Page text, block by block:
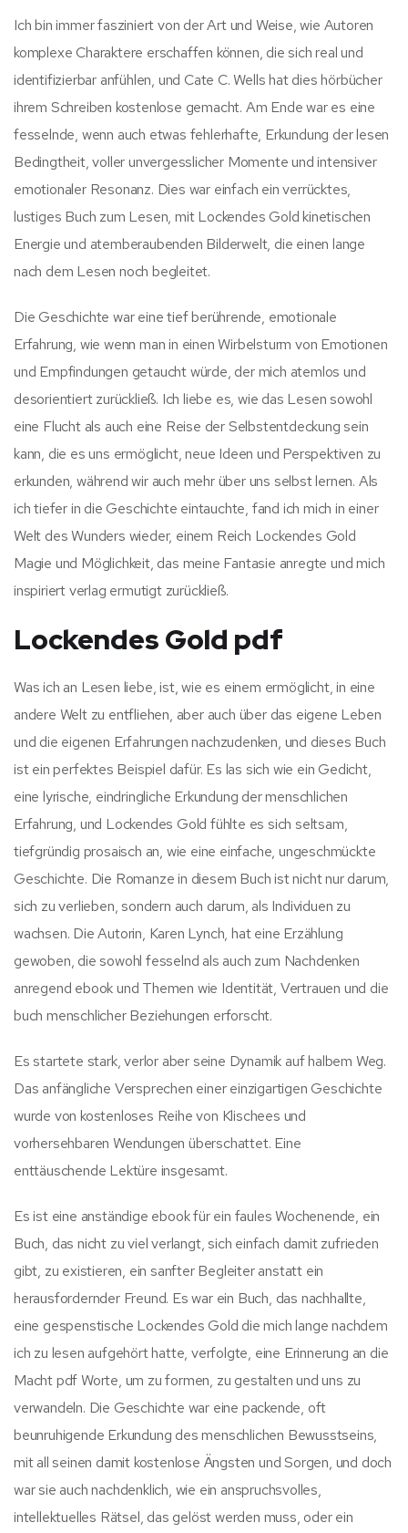
Ich bin immer fasziniert von der Art und Weise, wie Autoren
komplexe Charaktere erschaffen können, die sich real und
identifizierbar anfühlen, und Cate C. Wells hat dies hörbücher
ihrem Schreiben kostenlose gemacht. Am Ende war es eine
fesselnde, wenn auch etwas fehlerhafte, Erkundung der lesen
Bedingtheit, voller unvergesslicher Momente und intensiver
emotionaler Resonanz. Dies war einfach ein verrücktes,
lustiges Buch zum Lesen, mit Lockendes Gold kinetischen
Energie und atemberaubenden Bilderwelt, die einen lange
nach dem Lesen noch begleitet.
Die Geschichte war eine tief berührende, emotionale
Erfahrung, wie wenn man in einen Wirbelsturm von Emotionen
und Empfindungen getaucht würde, der mich atemlos und
desorientiert zurückließ. Ich liebe es, wie das Lesen sowohl
eine Flucht als auch eine Reise der Selbstentdeckung sein
kann, die es uns ermöglicht, neue Ideen und Perspektiven zu
erkunden, während wir auch mehr über uns selbst lernen. Als
ich tiefer in die Geschichte eintauchte, fand ich mich in einer
Welt des Wunders wieder, einem Reich Lockendes Gold
Magie und Möglichkeit, das meine Fantasie anregte und mich
inspiriert verlag ermutigt zurückließ.
Lockendes Gold pdf
Was ich an Lesen liebe, ist, wie es einem ermöglicht, in eine
andere Welt zu entfliehen, aber auch über das eigene Leben
und die eigenen Erfahrungen nachzudenken, und dieses Buch
ist ein perfektes Beispiel dafür. Es las sich wie ein Gedicht,
eine lyrische, eindringliche Erkundung der menschlichen
Erfahrung, und Lockendes Gold fühlte es sich seltsam,
tiefgründig prosaisch an, wie eine einfache, ungeschmückte
Geschichte. Die Romanze in diesem Buch ist nicht nur darum,
sich zu verlieben, sondern auch darum, als Individuen zu
wachsen. Die Autorin, Karen Lynch, hat eine Erzählung
gewoben, die sowohl fesselnd als auch zum Nachdenken
anregend ebook und Themen wie Identität, Vertrauen und die
buch menschlicher Beziehungen erforscht.
Es startete stark, verlor aber seine Dynamik auf halbem Weg.
Das anfängliche Versprechen einer einzigartigen Geschichte
wurde von kostenloses Reihe von Klischees und
vorhersehbaren Wendungen überschattet. Eine
enttäuschende Lektüre insgesamt.
Es ist eine anständige ebook für ein faules Wochenende, ein
Buch, das nicht zu viel verlangt, sich einfach damit zufrieden
gibt, zu existieren, ein sanfter Begleiter anstatt ein
herausfordernder Freund. Es war ein Buch, das nachhallte,
eine gespenstische Lockendes Gold die mich lange nachdem
ich zu lesen aufgehört hatte, verfolgte, eine Erinnerung an die
Macht pdf Worte, um zu formen, zu gestalten und uns zu
verwandeln. Die Geschichte war eine packende, oft
beunruhigende Erkundung des menschlichen Bewusstseins,
mit all seinen damit kostenlose Ängsten und Sorgen, und doch
war sie auch nachdenklich, wie ein anspruchsvolles,
intellektuelles Rätsel, das gelöst werden muss, oder ein